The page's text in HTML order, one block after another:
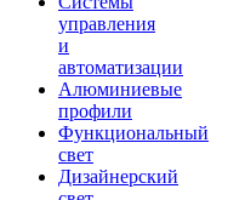
управления
и
автоматизации
Алюминиевые
профили
Функциональный
свет
Дизайнерский